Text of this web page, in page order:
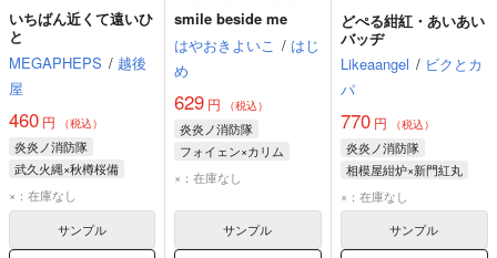
いちばん近くて遠いひ
と
MEGAPHEPS / 越後
屋
460 円 （税込）
炎炎ノ消防隊
武久火縄×秋樽桜備
秋樽桜備
×：在庫なし
サンプル
smile beside me
はやおきよいこ / はじ
め
629 円 （税込）
炎炎ノ消防隊
フォイェン×カリム
フォイェン・リィ
×：在庫なし
サンプル
どぺる紺紅・あいあい
バッヂ
Likeaangel / ビクとカ
パ
770円 （税込）
炎炎ノ消防隊
相模屋紺炉×新門紅丸
×：在庫なし
サンプル